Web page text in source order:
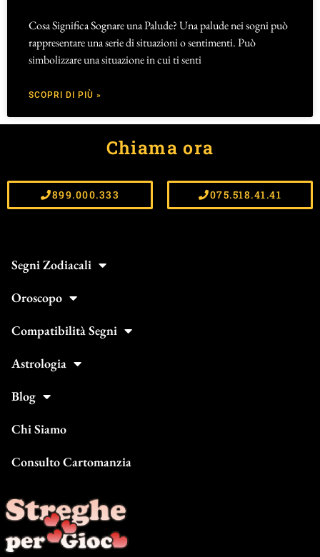
Cosa Significa Sognare una Palude? Una palude nei sogni può
rappresentare una serie di situazioni o sentimenti. Può
simbolizzare una situazione in cui ti senti
SCOPRI DI PIÙ »
Chiama ora
899.000.333 075.518.41.41
Segni Zodiacali
Oroscopo
Compatibilità Segni
Astrologia
Blog
Chi Siamo
Consulto Cartomanzia